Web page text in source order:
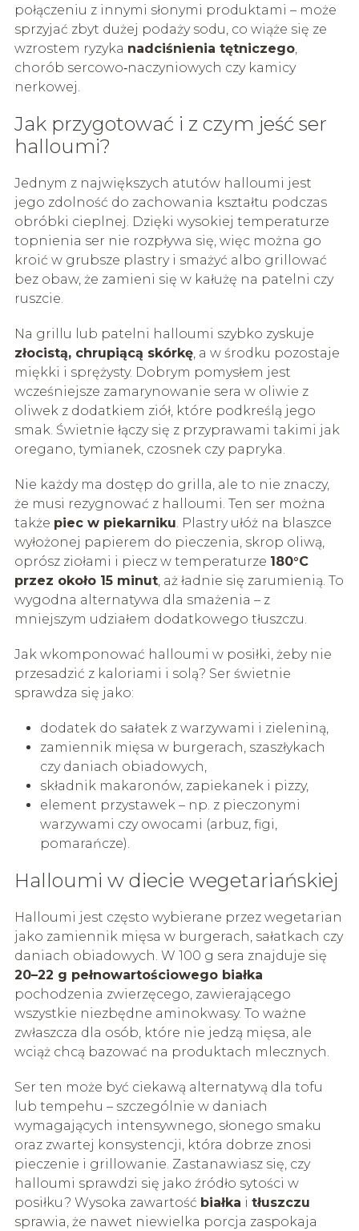
połączeniu z innymi słonymi produktami – może
sprzyjać zbyt dużej podaży sodu, co wiąże się ze
wzrostem ryzyka nadciśnienia tętniczego,
chorób sercowo‑naczyniowych czy kamicy
nerkowej.
Jak przygotować i z czym jeść ser
halloumi?
Jednym z największych atutów halloumi jest
jego zdolność do zachowania kształtu podczas
obróbki cieplnej. Dzięki wysokiej temperaturze
topnienia ser nie rozpływa się, więc można go
kroić w grubsze plastry i smażyć albo grillować
bez obaw, że zamieni się w kałużę na patelni czy
ruszcie.
Na grillu lub patelni halloumi szybko zyskuje
złocistą, chrupiącą skórkę, a w środku pozostaje
miękki i sprężysty. Dobrym pomysłem jest
wcześniejsze zamarynowanie sera w oliwie z
oliwek z dodatkiem ziół, które podkreślą jego
smak. Świetnie łączy się z przyprawami takimi jak
oregano, tymianek, czosnek czy papryka.
Nie każdy ma dostęp do grilla, ale to nie znaczy,
że musi rezygnować z halloumi. Ten ser można
także piec w piekarniku. Plastry ułóż na blaszce
wyłożonej papierem do pieczenia, skrop oliwą,
oprósz ziołami i piecz w temperaturze 180°C
przez około 15 minut, aż ładnie się zarumienią. To
wygodna alternatywa dla smażenia – z
mniejszym udziałem dodatkowego tłuszczu.
Jak wkomponować halloumi w posiłki, żeby nie
przesadzić z kaloriami i solą? Ser świetnie
sprawdza się jako:
dodatek do sałatek z warzywami i zieleniną,
zamiennik mięsa w burgerach, szaszłykach
czy daniach obiadowych,
składnik makaronów, zapiekanek i pizzy,
element przystawek – np. z pieczonymi
warzywami czy owocami (arbuz, figi,
pomarańcze).
Halloumi w diecie wegetariańskiej
Halloumi jest często wybierane przez wegetarian
jako zamiennik mięsa w burgerach, sałatkach czy
daniach obiadowych. W 100 g sera znajduje się
20–22 g pełnowartościowego białka
pochodzenia zwierzęcego, zawierającego
wszystkie niezbędne aminokwasy. To ważne
zwłaszcza dla osób, które nie jedzą mięsa, ale
wciąż chcą bazować na produktach mlecznych.
Ser ten może być ciekawą alternatywą dla tofu
lub tempehu – szczególnie w daniach
wymagających intensywnego, słonego smaku
oraz zwartej konsystencji, która dobrze znosi
pieczenie i grillowanie. Zastanawiasz się, czy
halloumi sprawdzi się jako źródło sytości w
posiłku? Wysoka zawartość białka i tłuszczu
sprawia, że nawet niewielka porcja zaspokaja